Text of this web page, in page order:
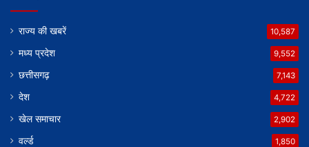
राज्य की खबरें 10,587
मध्य प्रदेश 9,552
छत्तीसगढ़ 7,143
देश 4,722
खेल समाचार 2,902
वर्ल्ड 1,850